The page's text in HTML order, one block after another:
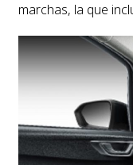
marchas, la que